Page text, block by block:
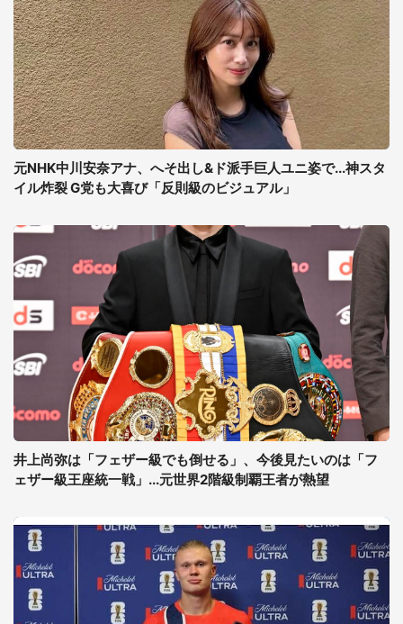
元NHK中川安奈アナ、へそ出し&ド派手巨人ユニ姿で...神スタ
イル炸裂 G党も大喜び「反則級のビジュアル」
井上尚弥は「フェザー級でも倒せる」、今後見たいのは「フ
ェザー級王座統一戦」...元世界2階級制覇王者が熱望